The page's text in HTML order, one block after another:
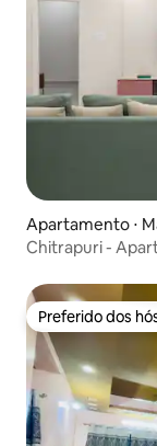
Apartamento ⋅
Chitrapuri -
Preferido dos
Preferido dos